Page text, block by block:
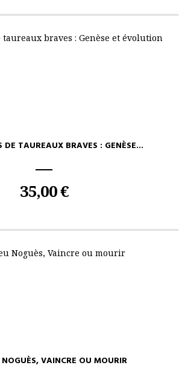
DE TAUREAUX BRAVES : GENÈSE...
35,00 €
VAINCRE OU MOURIR